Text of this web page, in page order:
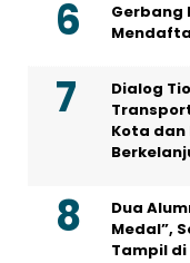
Gerbang
Dialog
Kota dan
Dua
Medal”,
Tampil di